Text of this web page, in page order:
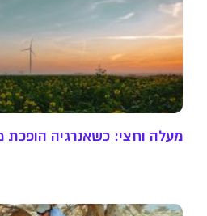
מעלה וחצי: כשאנרגיה הופכת